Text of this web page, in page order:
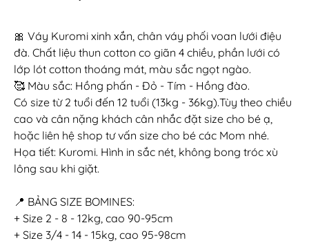
🎀 Váy Kuromi xinh xắn, chân váy phối voan lưới điệu
đà. Chất liệu thun cotton co giãn 4 chiều, phần lưới có
lớp lót cotton thoáng mát, màu sắc ngọt ngào.
🥰 Màu sắc: Hồng phấn - Đỏ - Tím - Hồng đào.
Có size từ 2 tuổi đến 12 tuổi (13kg - 36kg).Tùy theo chiều
cao và cân nặng khách cân nhắc đặt size cho bé ạ,
hoặc liên hệ shop tư vấn size cho bé các Mom nhé.
Họa tiết: Kuromi. Hình in sắc nét, không bong tróc xù
lông sau khi giặt.
📍 BẢNG SIZE BOMINES:
+ Size 2 - 8 - 12kg, cao 90-95cm
+ Size 3/4 - 14 - 15kg, cao 95-98cm